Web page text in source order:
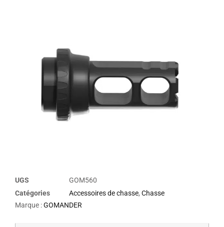
UGS
GOM560
Catégories
Accessoires de chasse, Chasse
Marque :GOMANDER